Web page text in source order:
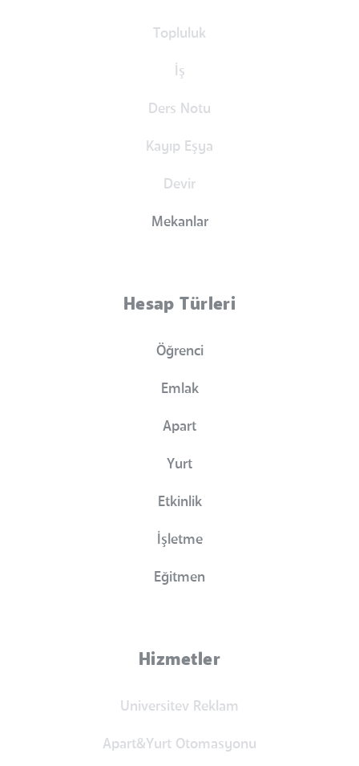
Topluluk
İş
Ders Notu
Kayıp Eşya
Devir
Mekanlar
Hesap Türleri
Öğrenci
Emlak
Apart
Yurt
Etkinlik
İşletme
Eğitmen
Hizmetler
Universitev Reklam
Apart&Yurt Otomasyonu